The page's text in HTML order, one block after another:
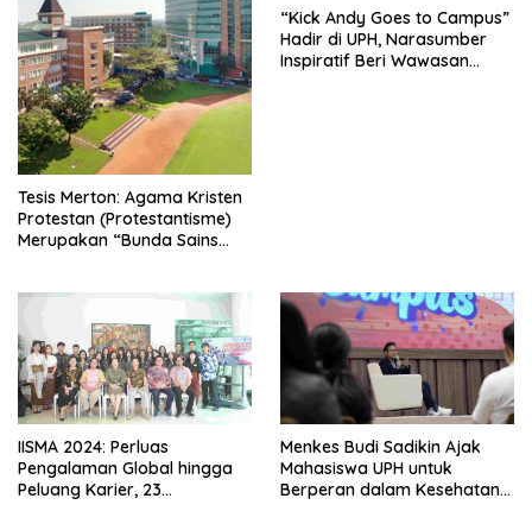
Tesis Merton: Agama Kristen
Protestan (Protestantisme)
Merupakan “Bunda Sains
“Kick Andy Goes to Campus”
Hadir di UPH, Narasumber
Inspiratif Beri Wawasan
IISMA 2024: Perluas
Pengalaman Global hingga
Peluang Karier, 23
Menkes Budi Sadikin Ajak
Mahasiswa UPH untuk
Berperan dalam Kesehatan